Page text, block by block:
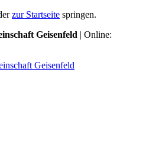
zur Startseite springen.
Geisenfeld | Online: